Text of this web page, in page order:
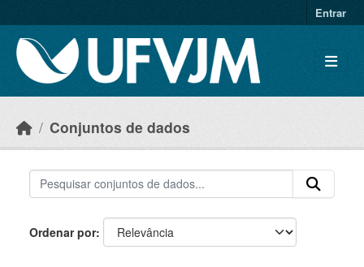
Entrar
Conjuntos de dados
Ordenar por